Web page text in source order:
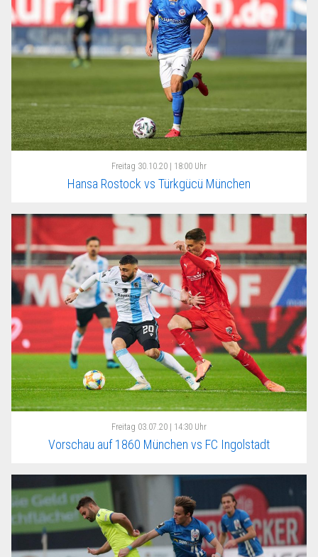
Freitag 30.10.20 | 18:00 Uhr
Hansa Rostock vs Türkgücü München
Freitag 03.07.20 | 14:30 Uhr
Vorschau auf 1860 München vs FC Ingolstadt